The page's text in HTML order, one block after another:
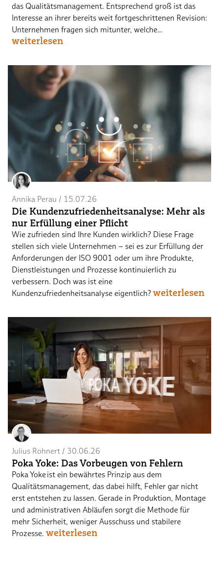
das Qualitätsmanagement. Entsprechend groß ist das
Interesse an ihrer bereits weit fortgeschrittenen Revision:
Unternehmen fragen sich mitunter, welche…
weiterlesen
Annika Perau / 15.07.26
Die Kundenzufriedenheitsanalyse: Mehr als
nur Erfüllung einer Pflicht
Wie zufrieden sind Ihre Kunden wirklich? Diese Frage
stellen sich viele Unternehmen – sei es zur Erfüllung der
Anforderungen der ISO 9001 oder um ihre Produkte,
Dienstleistungen und Prozesse kontinuierlich zu
verbessern. Doch was ist eine
Kundenzufriedenheitsanalyse eigentlich?weiterlesen
Julius Rohnert / 30.06.26
Poka Yoke: Das Vorbeugen von Fehlern
Poka Yoke ist ein bewährtes Prinzip aus dem
Qualitätsmanagement, das dabei hilft, Fehler gar nicht
erst entstehen zu lassen. Gerade in Produktion, Montage
und administrativen Abläufen sorgt die Methode für
mehr Sicherheit, weniger Ausschuss und stabilere
Prozesse. weiterlesen